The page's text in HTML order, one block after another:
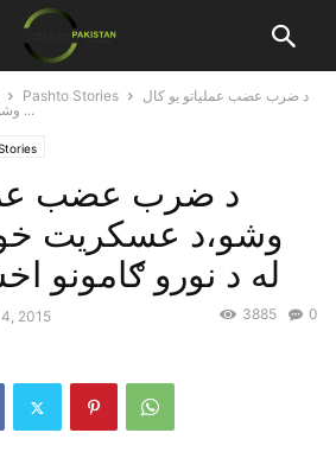
Pashto Stories
د ضرب عضب عملياتو يو کال
وشو،د عسکريت خوښۍ مخنيوى له ...
د ضرب عضب
وشو،د عسکريت
له د نورو ګامونو
2015 0
3885